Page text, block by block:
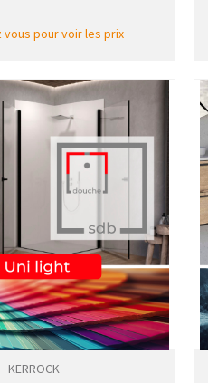
vous pour voir les prix
KERROCK